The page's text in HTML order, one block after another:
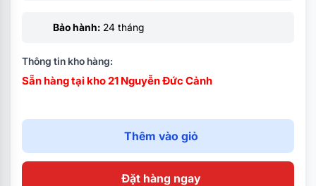
Bảo hành: 24 tháng
Thông tin kho hàng:
Sẵn hàng tại kho 21 Nguyễn Đức Cảnh
Thêm vào giỏ
Đặt hàng ngay